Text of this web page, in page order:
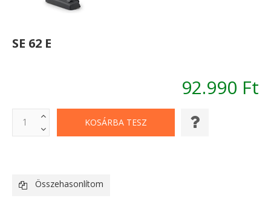
SE 62 E
92.990 Ft
Összehasonlítom